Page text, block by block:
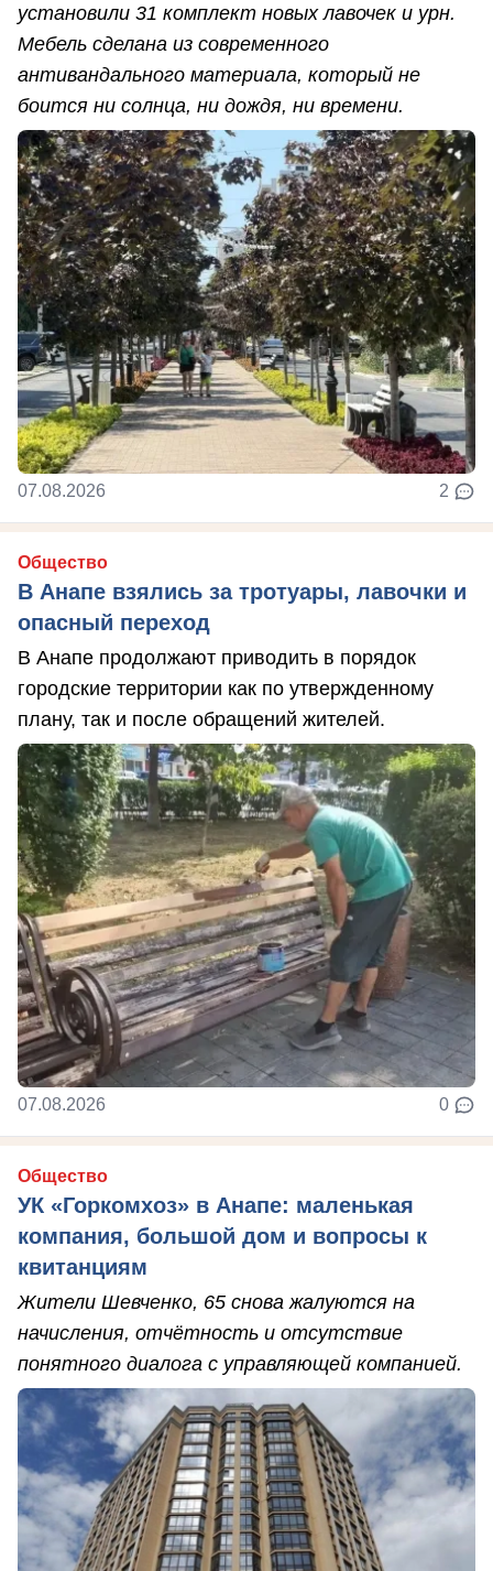
установили 31 комплект новых лавочек и урн.
Мебель сделана из современного
антивандального материала, который не
боится ни солнца, ни дождя, ни времени.
07.08.2026 2
Общество
В Анапе взялись за тротуары, лавочки и
опасный переход
В Анапе продолжают приводить в порядок
городские территории как по утвержденному
плану, так и после обращений жителей.
07.08.2026 0
Общество
УК «Горкомхоз» в Анапе: маленькая
компания, большой дом и вопросы к
квитанциям
Жители Шевченко, 65 снова жалуются на
начисления, отчётность и отсутствие
понятного диалога с управляющей компанией.